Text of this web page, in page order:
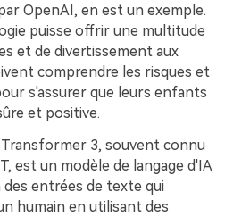
OpenAI, en est un exemple.
puisse offrir une multitude
et de divertissement aux
comprendre les risques et
s'assurer que leurs enfants
et positive.
3, souvent connu
est un modèle de langage d'IA
des entrées de texte qui
humain en utilisant des